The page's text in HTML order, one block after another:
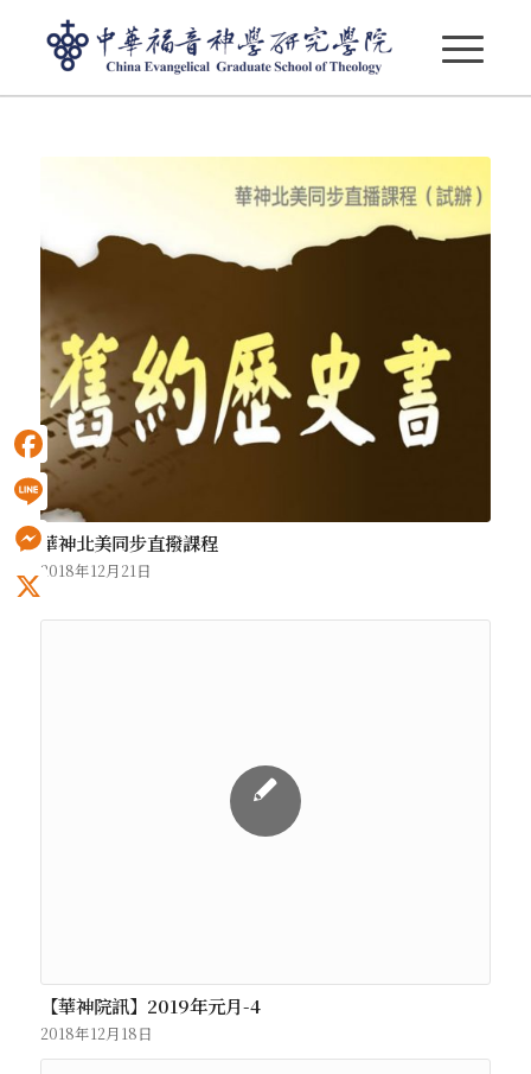
華神北美同步直撥課程
2018年12月21日
【華神院訊】2019年元月-4
2018年12月18日
Facebook
Line
Messenger